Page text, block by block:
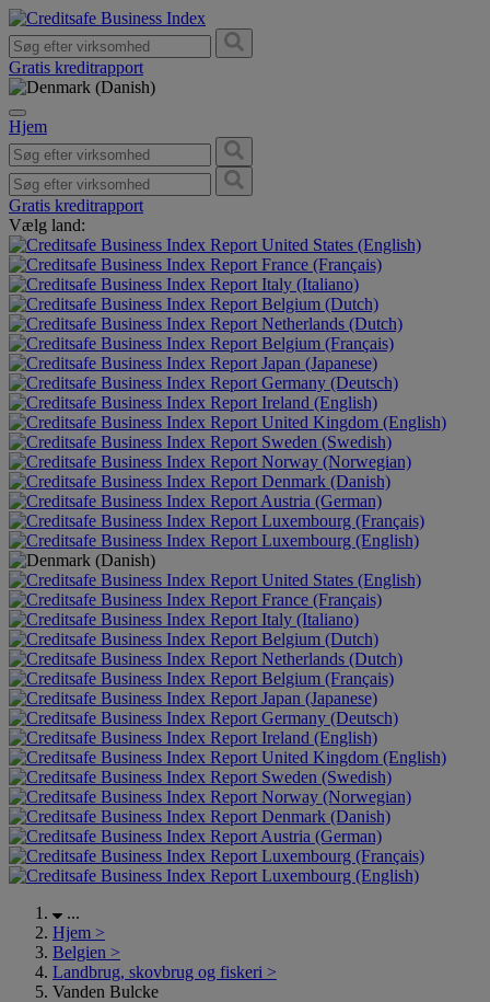
Gratis kreditrapport
Hjem
Gratis kreditrapport
Vælg land:
United States (English)
France (Français)
Italy (Italiano)
Belgium (Dutch)
Netherlands (Dutch)
Belgium (Français)
Japan (Japanese)
Germany (Deutsch)
Ireland (English)
United Kingdom (English)
Sweden (Swedish)
Norway (Norwegian)
Denmark (Danish)
Austria (German)
Luxembourg (Français)
Luxembourg (English)
United States (English)
France (Français)
Italy (Italiano)
Belgium (Dutch)
Netherlands (Dutch)
Belgium (Français)
Japan (Japanese)
Germany (Deutsch)
Ireland (English)
United Kingdom (English)
Sweden (Swedish)
Norway (Norwegian)
Denmark (Danish)
Austria (German)
Luxembourg (Français)
Luxembourg (English)
...
Hjem >
Belgien >
Landbrug, skovbrug og fiskeri >
Vanden Bulcke